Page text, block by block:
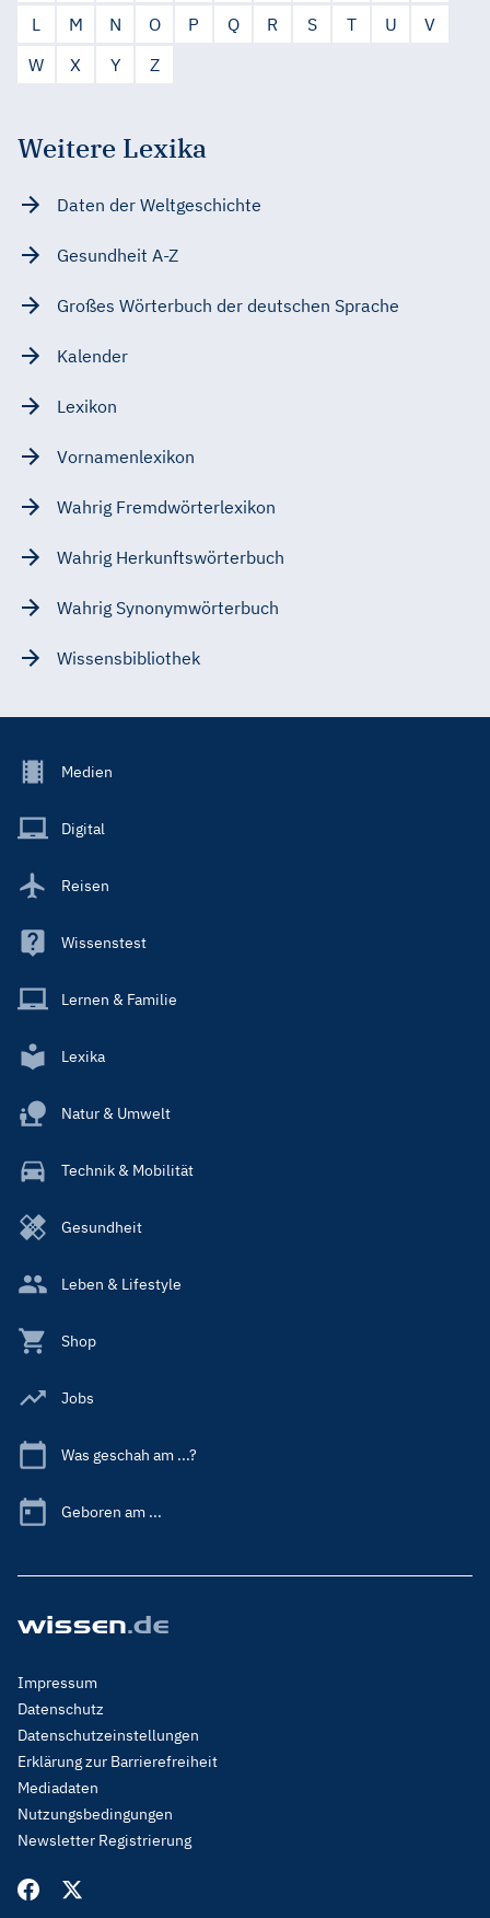
L
M N O P Q R S T U
V
W
X Y Z
Weitere Lexika
Daten der Weltgeschichte
Gesundheit A-Z
Großes Wörterbuch der deutschen Sprache
Kalender
Lexikon
Vornamenlexikon
Wahrig Fremdwörterlexikon
Wahrig Herkunftswörterbuch
Wahrig Synonymwörterbuch
Wissensbibliothek
Footer
Main
Medien
Digital
Reisen
Wissenstest
Lernen & Familie
Lexika
Natur & Umwelt
Technik & Mobilität
Gesundheit
Leben & Lifestyle
Shop
Jobs
Was geschah am ...?
Geboren am ...
Footer
Menu
Legal
Impressum
Datenschutz
Datenschutzeinstellungen
Erklärung zur Barrierefreiheit
Mediadaten
Nutzungsbedingungen
Newsletter Registrierung